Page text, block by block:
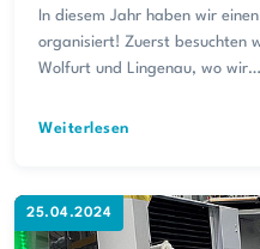
In diesem Jahr haben wir
organisiert! Zuerst besuchten
Wolfurt und Lingenau, wo wir…
Weiterlesen
25.04.2024